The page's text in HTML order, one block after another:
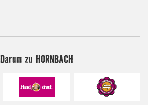
Darum zu HORNBACH